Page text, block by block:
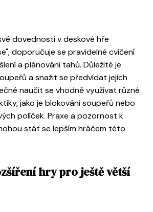
dovednosti v deskové hře
doporučuje se pravidelné cvičení
a plánování tahů. Důležité je
a snažit se předvídat jejich
naučit se vhodně využívat různé
jako je blokování soupeřů nebo
políček. Praxe a pozornost k
stát se lepším hráčem této
hry pro ještě větší